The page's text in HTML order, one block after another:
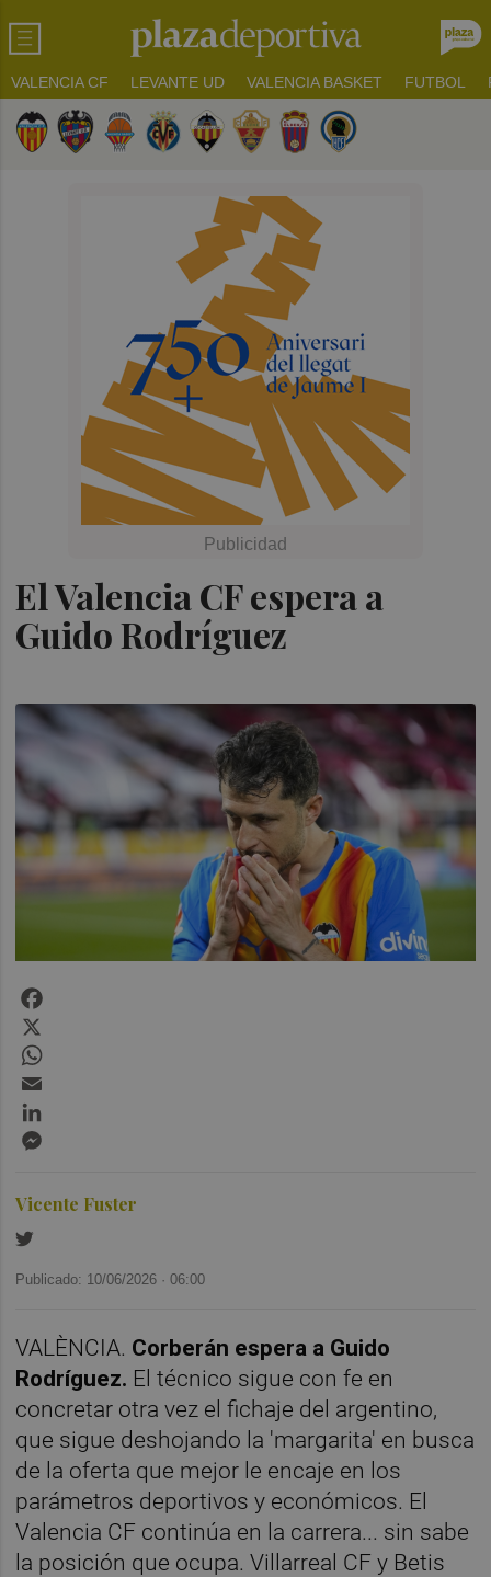
VALENCIA CF LEVANTE UD VALENCIA BASKET FUTBOL
El Valencia CF espera a
Guido Rodríguez
Vicente Fuster
Publicado: 10/06/2026 ·06:00
VALÈNCIA. Corberán espera a Guido
Rodríguez. El técnico sigue con fe en
concretar otra vez el fichaje del argentino,
que sigue deshojando la 'margarita' en busca
de la oferta que mejor le encaje en los
parámetros deportivos y económicos. El
Valencia CF continúa en la carrera... sin sabe
la posición que ocupa. Villarreal CF y Betis